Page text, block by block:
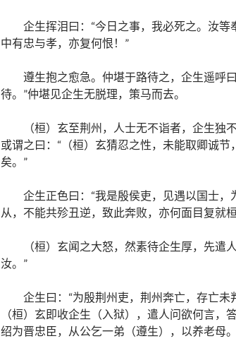
企生挥泪曰：“今日之事，我必死之。汝等
中有忠与孝，亦复何恨！”
遵生抱之愈急。仲堪于路待之，企生遥呼
待。”仲堪见企生无脱理，策马而去。
（桓）玄至荆州，人士无不诣者，企生独
或谓之曰：“（桓）玄猜忍之性，未能取卿诚节
矣。”
企生正色曰：“我是殷侯吏，见遇以国士，
从，不能共殄丑逆，致此奔败，亦何面目复就
（桓）玄闻之大怒，然素待企生厚，先遣
汝。”
企生曰：“为殷荆州吏，荆州奔亡，存亡未
（桓）玄即收企生（入狱），遣人问欲何言，
绍为晋忠臣，从公乞一弟（遵生），以养老母。